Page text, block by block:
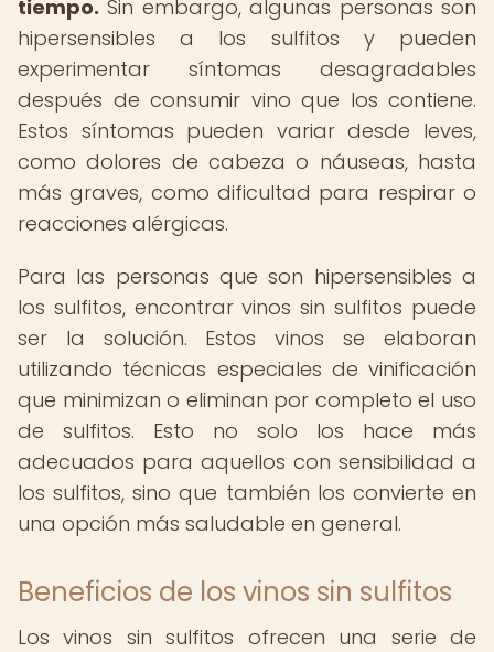
tiempo. Sin embargo, algunas personas son
hipersensibles a los sulfitos y pueden
experimentar síntomas desagradables
después de consumir vino que los contiene.
Estos síntomas pueden variar desde leves,
como dolores de cabeza o náuseas, hasta
más graves, como dificultad para respirar o
reacciones alérgicas.
Para las personas que son hipersensibles a
los sulfitos, encontrar vinos sin sulfitos puede
ser la solución. Estos vinos se elaboran
utilizando técnicas especiales de vinificación
que minimizan o eliminan por completo el uso
de sulfitos. Esto no solo los hace más
adecuados para aquellos con sensibilidad a
los sulfitos, sino que también los convierte en
una opción más saludable en general.
Beneficios de los vinos sin sulfitos
Los vinos sin sulfitos ofrecen una serie de